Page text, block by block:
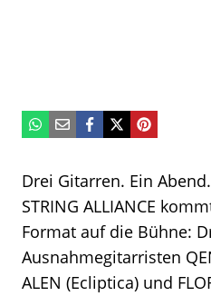
Drei Gitarren. Ein
STRING ALLIANCE
Format auf die Bühne:
Ausnahmegitarristen
ALEN (Ecliptica) und